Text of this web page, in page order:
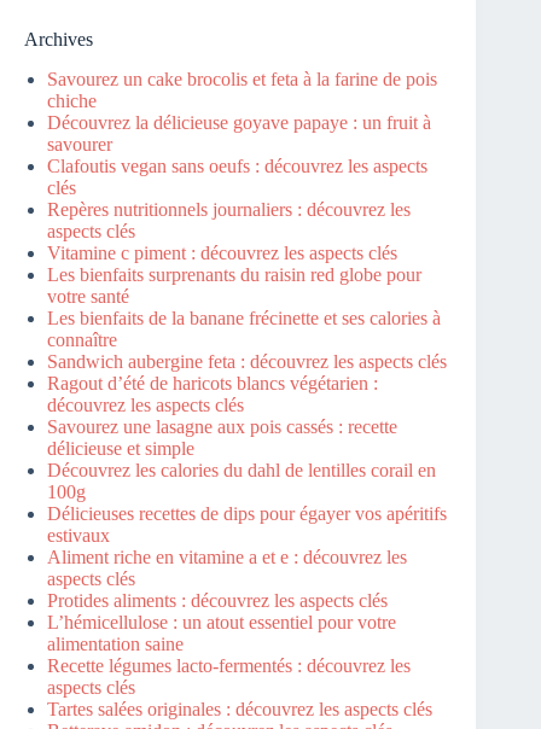
Archives
Savourez un cake brocolis et feta à la farine de pois
chiche
Découvrez la délicieuse goyave papaye : un fruit à
savourer
Clafoutis vegan sans oeufs : découvrez les aspects
clés
Repères nutritionnels journaliers : découvrez les
aspects clés
Vitamine c piment : découvrez les aspects clés
Les bienfaits surprenants du raisin red globe pour
votre santé
Les bienfaits de la banane frécinette et ses calories à
connaître
Sandwich aubergine feta : découvrez les aspects clés
Ragout d’été de haricots blancs végétarien :
découvrez les aspects clés
Savourez une lasagne aux pois cassés : recette
délicieuse et simple
Découvrez les calories du dahl de lentilles corail en
100g
Délicieuses recettes de dips pour égayer vos apéritifs
estivaux
Aliment riche en vitamine a et e : découvrez les
aspects clés
Protides aliments : découvrez les aspects clés
L’hémicellulose : un atout essentiel pour votre
alimentation saine
Recette légumes lacto-fermentés : découvrez les
aspects clés
Tartes salées originales : découvrez les aspects clés